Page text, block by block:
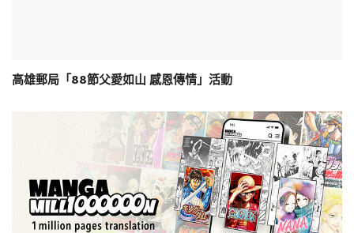
高雄郵局「88節父愛如山 感恩傳情」活動